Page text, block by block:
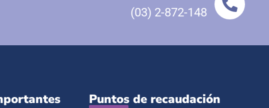
(03) 2-872-148
Puntos de recaudación